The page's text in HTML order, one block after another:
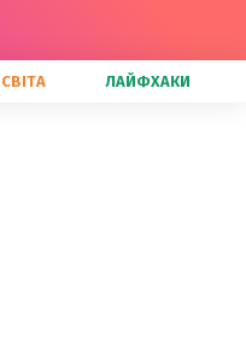
ЛАЙФХАКИ